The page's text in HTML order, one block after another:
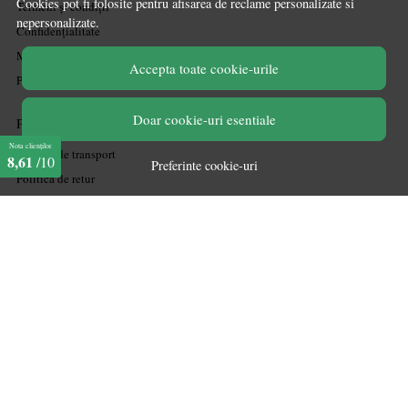
nepersonalizate.
Accepta toate cookie-urile
Doar cookie-uri esentiale
Preferinte cookie-uri
Termeni și condiții
Confidențialitate
Mărturiile clienților
Politica de Cookies
PLATA SI LIVRARE
Politica de transport
Politica de retur
Nota clienților
8,61 /10